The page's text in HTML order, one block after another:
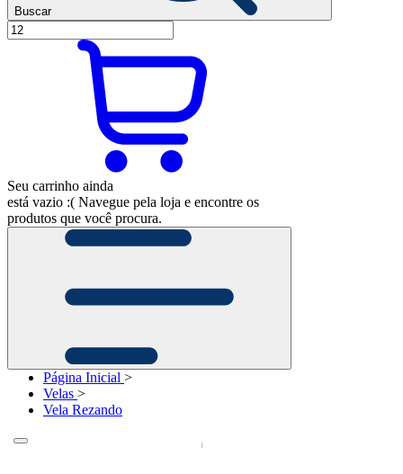
Buscar
Seu carrinho ainda
está vazio :( Navegue pela loja e encontre os
produtos que você procura.
Página Inicial >
Velas >
Vela Rezando